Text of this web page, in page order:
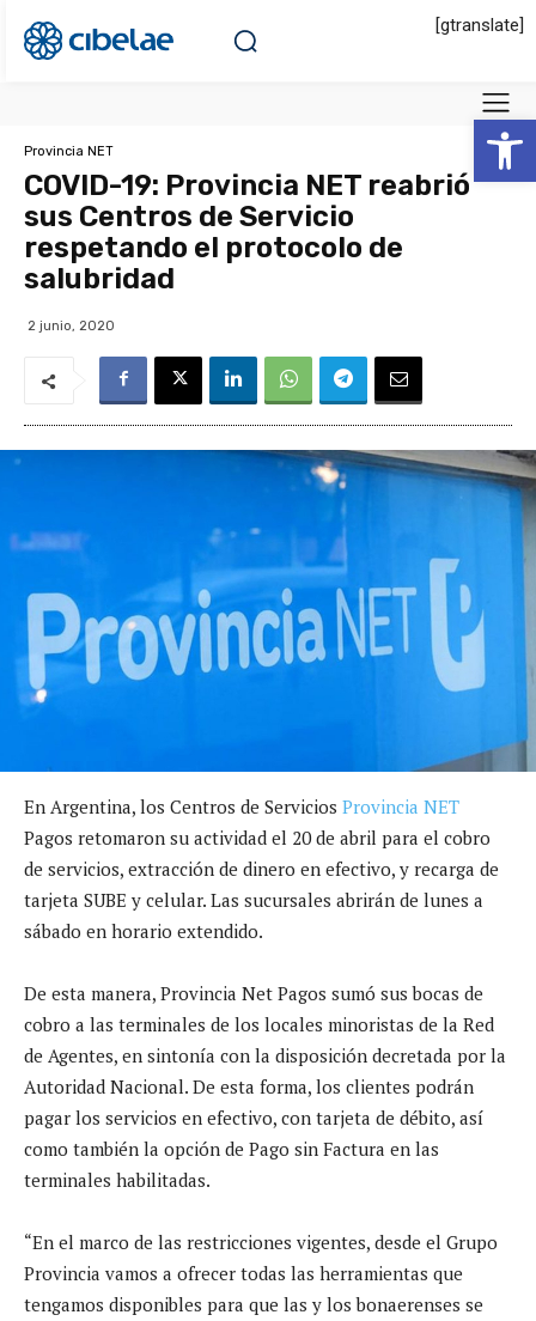
Abrir
[gtranslate]
Provincia NET
COVID-19: Provincia NET reabrió
sus Centros de Servicio
respetando el protocolo de
salubridad
2 junio, 2020
En Argentina, los Centros de Servicios Provincia NET
Pagos retomaron su actividad el 20 de abril para el cobro
de servicios, extracción de dinero en efectivo, y recarga de
tarjeta SUBE y celular. Las sucursales abrirán de lunes a
sábado en horario extendido.
De esta manera, Provincia Net Pagos sumó sus bocas de
cobro a las terminales de los locales minoristas de la Red
de Agentes, en sintonía con la disposición decretada por la
Autoridad Nacional. De esta forma, los clientes podrán
pagar los servicios en efectivo, con tarjeta de débito, así
como también la opción de Pago sin Factura en las
terminales habilitadas.
“En el marco de las restricciones vigentes, desde el Grupo
Provincia vamos a ofrecer todas las herramientas que
tengamos disponibles para que las y los bonaerenses se